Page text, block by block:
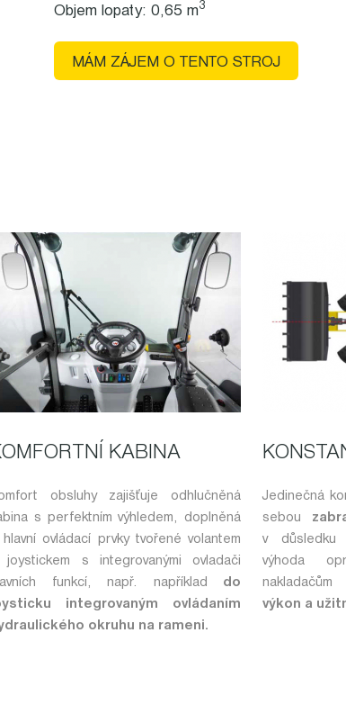
Objem lopaty: 0,65 m3
MÁM ZÁJEM O TENTO STROJ
KABINA
obsluhy zajišťuje odhlučněná
s perfektním výhledem, doplněná
ovládací prvky tvořené volantem
joystickem s integrovanými ovladači
funkcí, např. například do
integrovaným ovládaním
okruhu na rameni.
Jedinečná
sebou
v důsledku
výhoda
nakladačům
výkon a